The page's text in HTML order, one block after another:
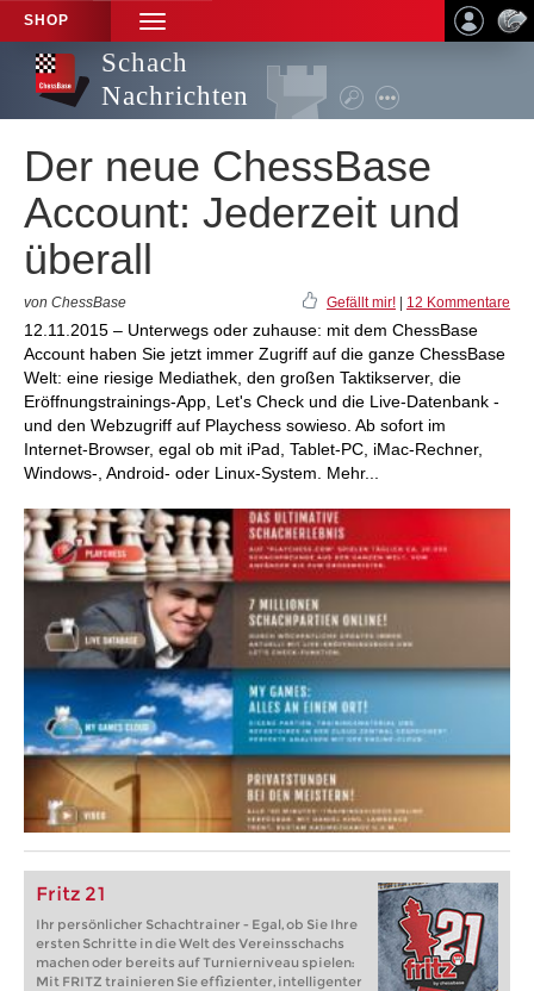
SHOP
TOGGLE
NAVIGATION
Schach
Nachrichten
Der neue ChessBase
Account: Jederzeit und
überall
von ChessBase Gefällt mir! 12 Kommentare
12.11.2015 – Unterwegs oder zuhause: mit dem ChessBase
Account haben Sie jetzt immer Zugriff auf die ganze ChessBase
Welt: eine riesige Mediathek, den großen Taktikserver, die
Eröffnungstrainings-App, Let's Check und die Live-Datenbank -
und den Webzugriff auf Playchess sowieso. Ab sofort im
Internet-Browser, egal ob mit iPad, Tablet-PC, iMac-Rechner,
Windows-, Android- oder Linux-System. Mehr...
Fritz 21
Ihr persönlicher Schachtrainer - Egal, ob Sie Ihre
ersten Schritte in die Welt des Vereinsschachs
machen oder bereits auf Turnierniveau spielen:
Mit FRITZ trainieren Sie effizienter, intelligenter